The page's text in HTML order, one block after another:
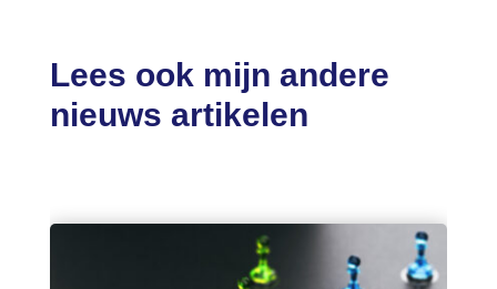
Lees ook mijn andere
nieuws artikelen